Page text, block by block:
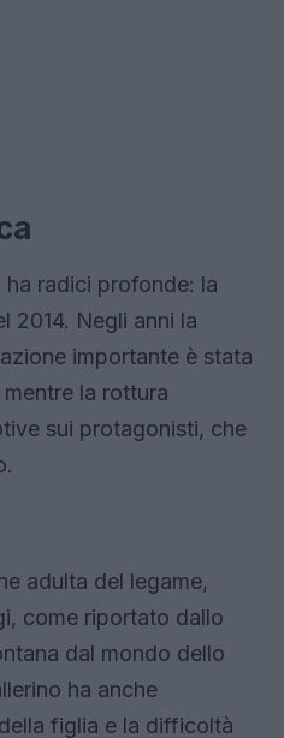
ha radici profonde: la
2014. Negli anni la
importante è stata
la rottura
sui protagonisti, che
adulta del legame,
come riportato dallo
dal mondo dello
ha anche
figlia e la difficoltà